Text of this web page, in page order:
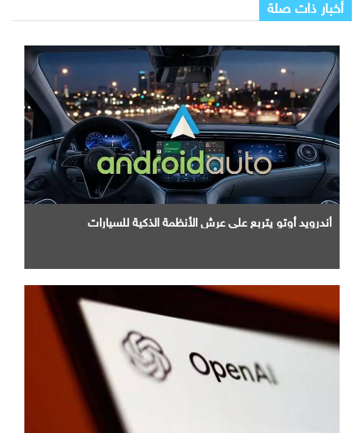
أخبار ذات صلة
أندرويد أوتو يتربع علي عرش الأنظمة الذكية للسيارات